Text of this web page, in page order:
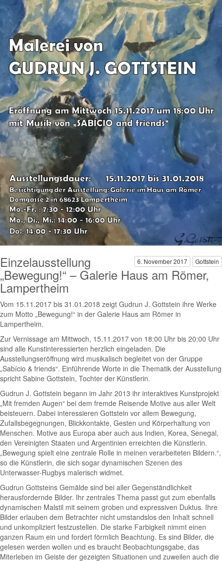
6. November 2017 Gottstein
Einzelausstellung
„Bewegung!“ – Galerie Haus am Römer,
Lampertheim
Vom 15.11.2017 bis 31.01.2018 zeigt Gudrun J. Gottstein ihre Werke
zum Motto „Bewegung!“ in der Galerie Haus am Römer in
Lampertheim.
Zur Vernissage am Mittwoch, 15.11.2017 von 18:00 Uhr bis 20:00 Uhr
sind alle Kunstinteressierten herzlich eingeladen. Die
Ausstellungseröffnung wird musikalisch begleitet von der Gruppe
„Sabício & friends“. Einführende Worte in die Thematik der Ausstellung
spricht Sabine Gottstein, Tochter der Künstlerin.
Gudrun J. Gottstein begann im Jahr 2013 ihr interaktives Kunstprojekt
„Mit fremden Augen“ bei dem fremde Reisende Motive aus aller Welt
beisteuern. Dabei interessieren Gottstein vor allem Bewegung,
Zufallsbegegnungen, Blickkontakte, Gesten und Körperhaltung von
Menschen. Motive aus Europa aber auch aus Indien, Korea, Senegal,
den Vereinigten Staaten und Argentinien erreichten die Künstlerin.
„Bewegung spielt eine zentrale Rolle in meinen verarbeiteten Bildern.“,
so die Künstlerin, die sich sogar dynamischen Szenen des
Unterwasser-Rugbys malerisch widmet.
Gudrun Gottsteins Gemälde sind bei aller Gegenständlichkeit
herausfordernde Bilder. Ihr zentrales Thema passt gut zum ebenfalls
dynamischen Malstil mit seinem groben und expressiven Duktus. Ihre
Bilder erlauben dem Betrachter nicht umstandslos den Inhalt schnell
und unkompliziert festzustellen. Die starke Farbigkeit nimmt einen
ganzen Raum ein und fordert förmlich Beachtung. Es sind Bilder, die
gelesen werden wollen und es braucht Beobachtungsgabe, das
Miterleben im Geiste der gezeigten Situationen und zuweilen auch die